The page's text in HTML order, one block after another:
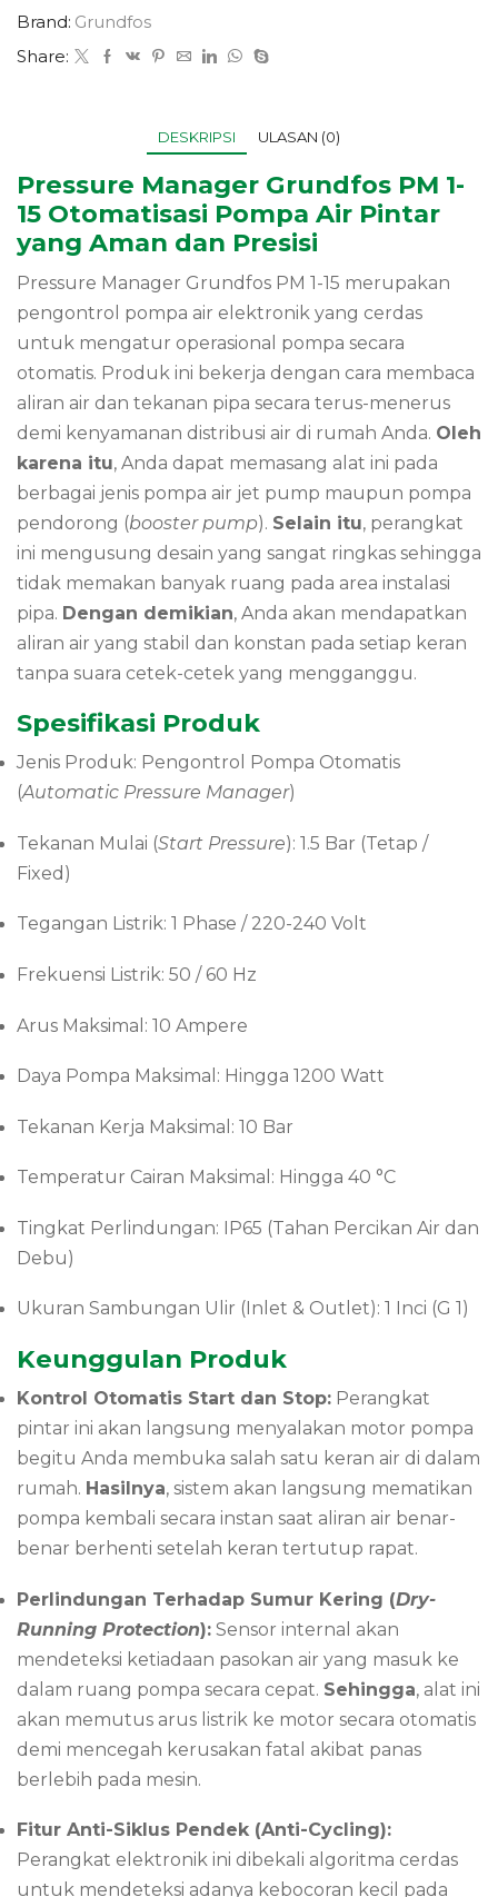
Brand: Grundfos
Share:
DESKRIPSI ULASAN (0)
Pressure Manager Grundfos PM 1-
15 Otomatisasi Pompa Air Pintar
yang Aman dan Presisi
Pressure Manager Grundfos PM 1-15 merupakan
pengontrol pompa air elektronik yang cerdas
untuk mengatur operasional pompa secara
otomatis. Produk ini bekerja dengan cara membaca
aliran air dan tekanan pipa secara terus-menerus
demi kenyamanan distribusi air di rumah Anda. Oleh
karena itu, Anda dapat memasang alat ini pada
berbagai jenis pompa air jet pump maupun pompa
pendorong (booster pump). Selain itu, perangkat
ini mengusung desain yang sangat ringkas sehingga
tidak memakan banyak ruang pada area instalasi
pipa. Dengan demikian, Anda akan mendapatkan
aliran air yang stabil dan konstan pada setiap keran
tanpa suara cetek-cetek yang mengganggu.
Spesifikasi Produk
Jenis Produk: Pengontrol Pompa Otomatis
(Automatic Pressure Manager)
Tekanan Mulai (Start Pressure): 1.5 Bar (Tetap /
Fixed)
Tegangan Listrik: 1 Phase / 220-240 Volt
Frekuensi Listrik: 50 / 60 Hz
Arus Maksimal: 10 Ampere
Daya Pompa Maksimal: Hingga 1200 Watt
Tekanan Kerja Maksimal: 10 Bar
Temperatur Cairan Maksimal: Hingga 40 °C
Tingkat Perlindungan: IP65 (Tahan Percikan Air dan
Debu)
Ukuran Sambungan Ulir (Inlet & Outlet): 1 Inci (G 1)
Keunggulan Produk
Kontrol Otomatis Start dan Stop: Perangkat
pintar ini akan langsung menyalakan motor pompa
begitu Anda membuka salah satu keran air di dalam
rumah. Hasilnya, sistem akan langsung mematikan
pompa kembali secara instan saat aliran air benar-
benar berhenti setelah keran tertutup rapat.
Perlindungan Terhadap Sumur Kering (Dry-
Running Protection): Sensor internal akan
mendeteksi ketiadaan pasokan air yang masuk ke
dalam ruang pompa secara cepat. Sehingga, alat ini
akan memutus arus listrik ke motor secara otomatis
demi mencegah kerusakan fatal akibat panas
berlebih pada mesin.
Fitur Anti-Siklus Pendek (Anti-Cycling):
Perangkat elektronik ini dibekali algoritma cerdas
untuk mendeteksi adanya kebocoran kecil pada